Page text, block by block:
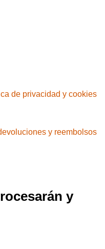
de privacidad y cookies
y reembolsos
y